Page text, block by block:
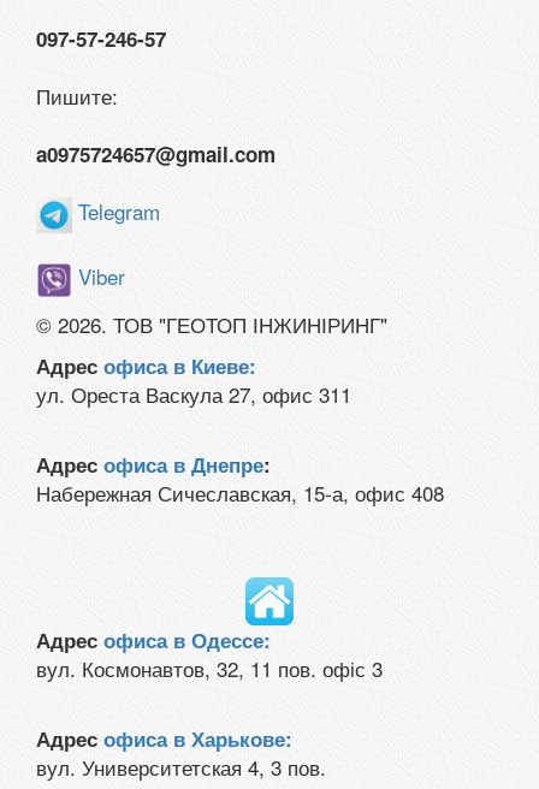
097-57-246-57
Пишите:
a0975724657@gmail.com
Telegram
Viber
© 2026. ТОВ "ГЕОТОП ІНЖИНІРИНГ"
Адрес офиса в Киеве:
ул. Ореста Васкула 27, офис 311
Адрес офиса в Днепре:
Набережная Сичеславская, 15-а, офис 408
Адрес офиса в Одессе:
вул. Космонавтов, 32, 11 пов. офіс 3
Адрес офиса в Харькове:
вул. Университетская 4, 3 пов.